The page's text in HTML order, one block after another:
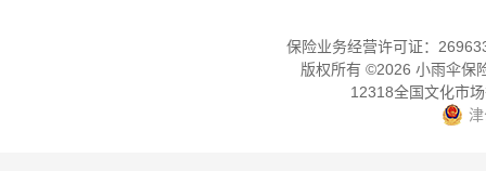
保险业务经营许可证：
版权所有 ©2026 小雨伞保
12318全国文化市